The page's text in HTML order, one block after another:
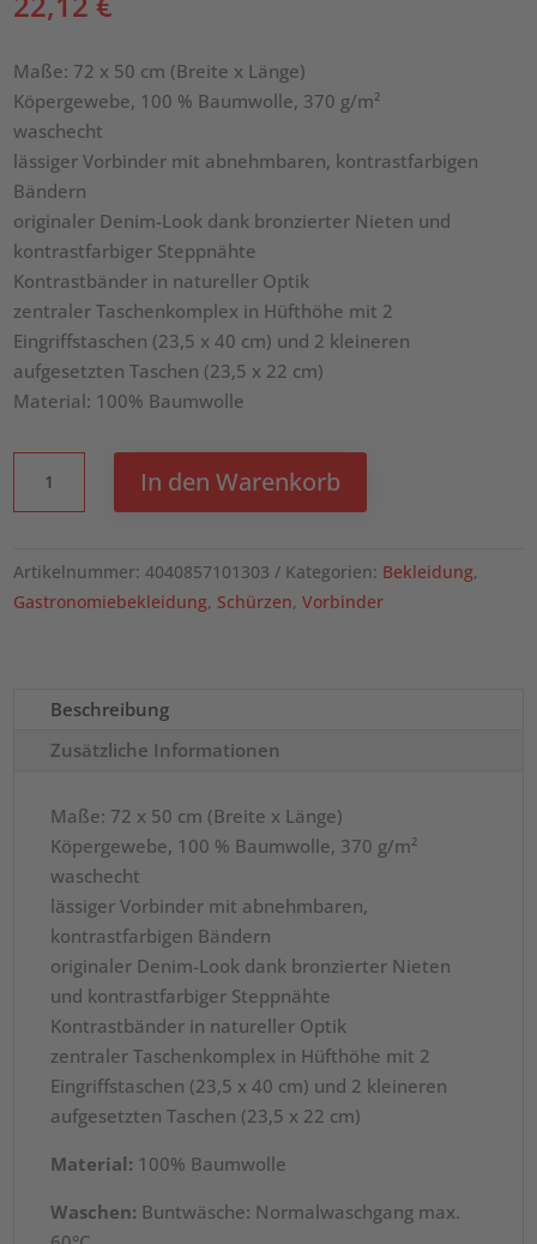
Maße: 72 x 50 cm (Breite x Länge)
Köpergewebe, 100 % Baumwolle, 370 g/m²
waschecht
lässiger Vorbinder mit abnehmbaren, kontrastfarbigen
Bändern
originaler Denim-Look dank bronzierter Nieten und
kontrastfarbiger Steppnähte
Kontrastbänder in natureller Optik
zentraler Taschenkomplex in Hüfthöhe mit 2
Eingriffstaschen (23,5 x 40 cm) und 2 kleineren
aufgesetzten Taschen (23,5 x 22 cm)
Material: 100% Baumwolle
Vorbinder
Style
Menge
In den Warenkorb
Artikelnummer:4040857101303 Kategorien: Bekleidung,
Gastronomiebekleidung, Schürzen,Vorbinder
Beschreibung
Zusätzliche Informationen
Maße: 72 x 50 cm (Breite x Länge)
Köpergewebe, 100 % Baumwolle, 370 g/m²
waschecht
lässiger Vorbinder mit abnehmbaren,
kontrastfarbigen Bändern
originaler Denim-Look dank bronzierter Nieten
und kontrastfarbiger Steppnähte
Kontrastbänder in natureller Optik
zentraler Taschenkomplex in Hüfthöhe mit 2
Eingriffstaschen (23,5 x 40 cm) und 2 kleineren
aufgesetzten Taschen (23,5 x 22 cm)
Material: 100% Baumwolle
Waschen: Buntwäsche: Normalwaschgang max.